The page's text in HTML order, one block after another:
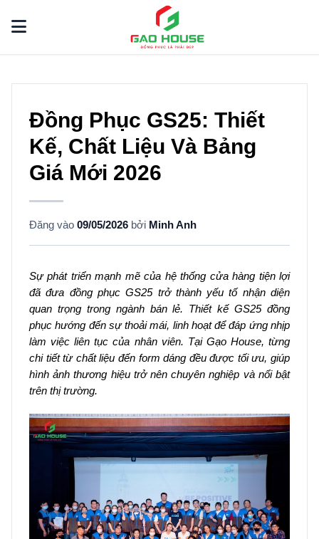
Đồng Phục GS25: Thiết
Kế, Chất Liệu Và Bảng
Giá Mới 2026
Đăng vào 09/05/2026 bởi Minh Anh
Sự phát triển mạnh mẽ của hệ thống cửa hàng tiện lợi
đã đưa đồng phục GS25 trở thành yếu tố nhận diện
quan trọng trong ngành bán lẻ. Thiết kế GS25 đồng
phục hướng đến sự thoải mái, linh hoạt để đáp ứng nhịp
làm việc liên tục của nhân viên. Tại Gạo House, từng
chi tiết từ chất liệu đến form dáng đều được tối ưu, giúp
hình ảnh thương hiệu trở nên chuyên nghiệp và nổi bật
trên thị trường.